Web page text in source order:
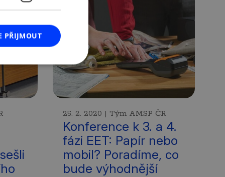
25. 2. 2020 | Tým AMSP ČR
Konference k 3. a 4.
fázi EET: Papír nebo
mobil? Poradíme, co
bude výhodnější
PŘIJMOUT